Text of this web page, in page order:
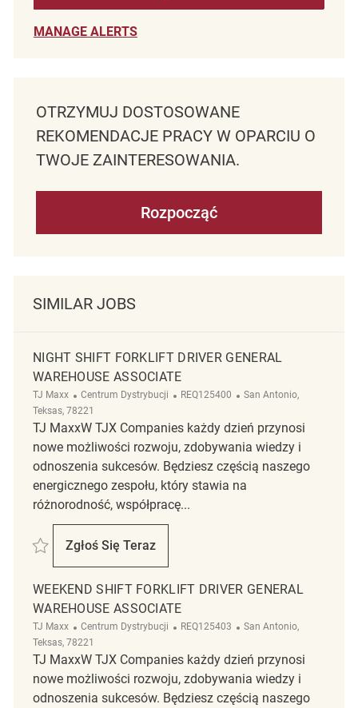
MANAGE ALERTS
OTRZYMUJ DOSTOSOWANE
REKOMENDACJE PRACY W OPARCIU O
TWOJE ZAINTERESOWANIA.
Rozpocząć
SIMILAR JOBS
NIGHT SHIFT FORKLIFT DRIVER GENERAL
WAREHOUSE ASSOCIATE
TJ Maxx Kategoria
Centrum Dystrybucji ReqId
REQ125400 Lokalizacja
San Antonio,
Teksas, 78221
TJ MaxxW TJX Companies każdy dzień przynosi
nowe możliwości rozwoju, zdobywania wiedzy i
odnoszenia sukcesów. Będziesz częścią naszego
energicznego zespołu, który stawia na
różnorodność, współpracę...
Zapisać Night Shift Forklift Driver General Warehouse Associate
Zgłoś Się Teraz
Night Shift Forklift Driver General
WEEKEND SHIFT FORKLIFT DRIVER GENERAL
WAREHOUSE ASSOCIATE
TJ Maxx Kategoria
Centrum Dystrybucji ReqId
REQ125403 Lokalizacja
San Antonio,
Teksas, 78221
TJ MaxxW TJX Companies każdy dzień przynosi
nowe możliwości rozwoju, zdobywania wiedzy i
odnoszenia sukcesów. Będziesz częścią naszego